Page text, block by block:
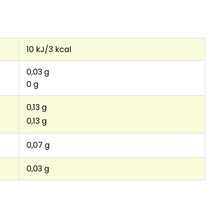
10 kJ/3 kcal
0,03 g
0 g
0,13 g
0,13 g
0,07 g
0,03 g